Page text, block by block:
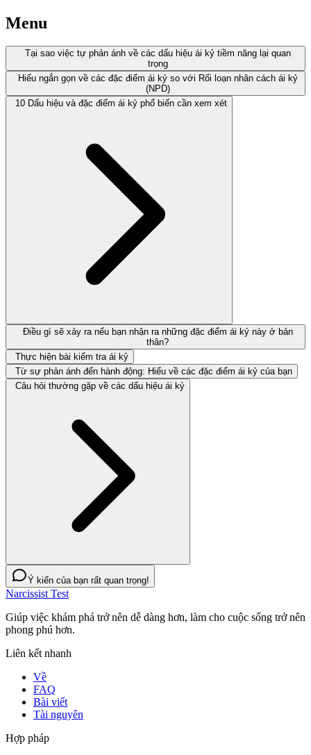
Menu
Tại sao việc tự phản ánh về các dấu hiệu ái kỷ tiềm năng lại quan
trọng
Hiểu ngắn gọn về các đặc điểm ái kỷ so với Rối loạn nhân cách ái kỷ
(NPD)
10 Dấu hiệu và đặc điểm ái kỷ phổ biến cần xem xét
Điều gì sẽ xảy ra nếu bạn nhận ra những đặc điểm ái kỷ này ở bản
thân?
Thực hiện bài kiểm tra ái kỷ
Từ sự phản ánh đến hành động: Hiểu về các đặc điểm ái kỷ của bạn
Câu hỏi thường gặp về các dấu hiệu ái kỷ
Ý kiến của bạn rất quan trọng!
Narcissist Test
Giúp việc khám phá trở nên dễ dàng hơn, làm cho cuộc sống trở nên
phong phú hơn.
Liên kết nhanh
Về
FAQ
Bài viết
Tài nguyên
Hợp pháp